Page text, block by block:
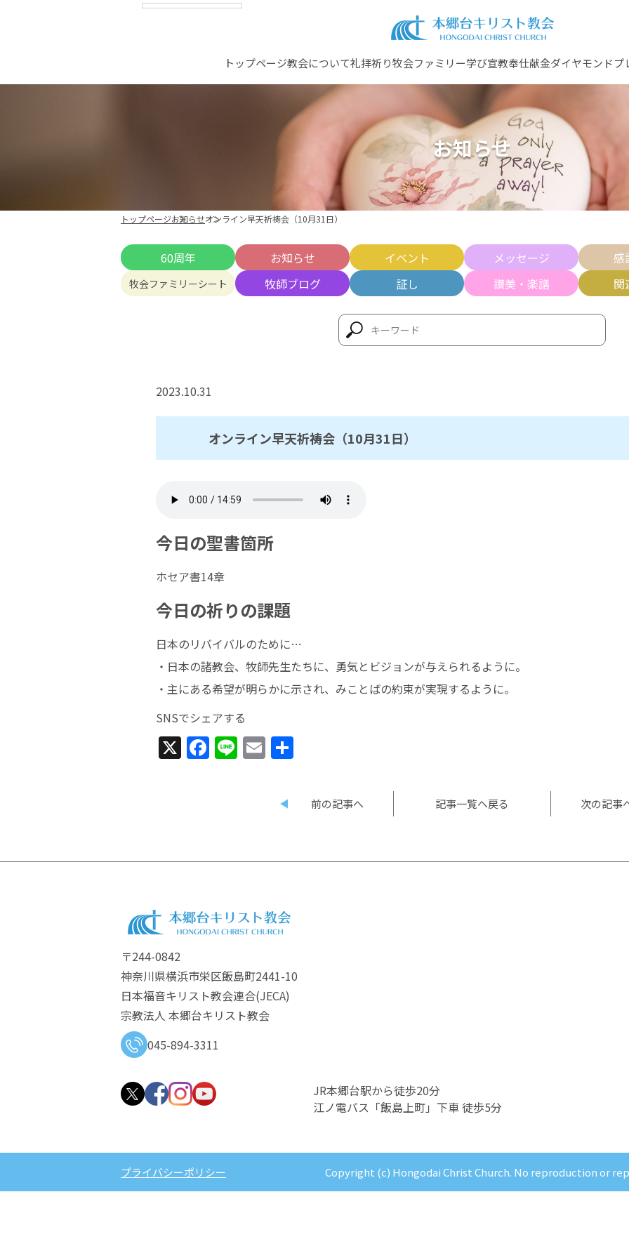
トップページ教会について礼拝祈り牧会ファミリー学び宣教奉仕献金ダイヤモンドプ
お知らせ
トップページお知らせオンライン早天祈祷会（10月31日）
60周年 お知らせ イベント メッセージ 感
牧会ファミリーシート 牧師ブログ 証し 讃美・楽譜 関
2023.10.31
オンライン早天祈祷会（10月31日）
今日の聖書箇所
ホセア書14章
今日の祈りの課題
日本のリバイバルのために…
・日本の諸教会、牧師先生たちに、勇気とビジョンが与えられるように。
・主にある希望が明らかに示され、みことばの約束が実現するように。
SNSでシェアする
X Facebook
LineEmail
前の記事へ 記事一覧へ戻る 次の記事
〒244-0842
神奈川県横浜市栄区飯島町2441-10
日本福音キリスト教会連合​(JECA)
宗教法人 本郷台キリスト教会
045-894-3311
JR本郷台駅から徒歩20分
江ノ電バス「飯島上町」下車 徒歩5分
プライバシーポリシー Copyright (c) Hongodai Christ Church. No reproduction or